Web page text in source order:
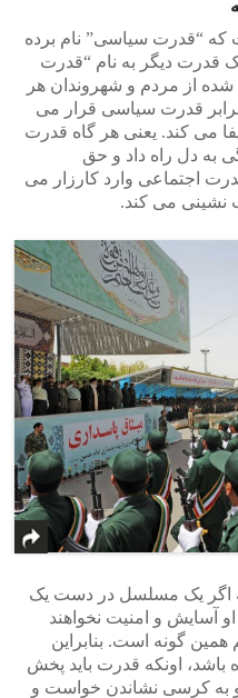
“قدرت سیاسی” نام برده
دیگر به نام “قدرت
شده از مردم و شهروندان هر
قدرت سیاسی قرار می
می کند. یعنی هر گاه قدرت
به دل راه داد و حق
اجتماعی وارد کارزار می
نشینی می کند.
که اگر یک مسلسل در دست یک
آسایش و امنیت نخواهند
گونه است. بنابراین
باشد، اونکه قدرت باید پخش
و به کرسی نشاندن خواست و